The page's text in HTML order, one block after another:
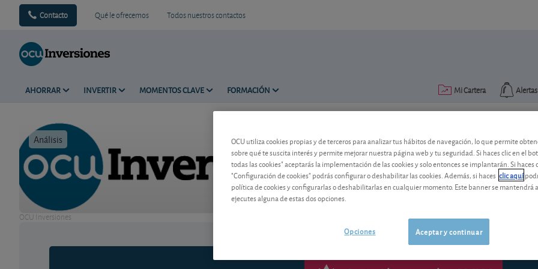
Contacto Qué le ofrecemos Todos nuestros contactos
AHORRAR INVERTIR MOMENTOS CLAVE FORMACIÓN Alertas
Mi Cartera
Análisis Tiempo de lectura: 8 min.
OCU Inversiones
¿Es fiable como indicador el
OCU utiliza cookies propias y de terceros para analizar tus hábitos de navegación, lo que permite
sobre qué te suscita interés y permite mejorar nuestra página web y tu seguridad. Si haces clic en el
todas las cookies" aceptarás la implementación de las cookies y solo entonces se implantarán. Si haces
"Configuración de cookies" podrás configurar o deshabilitar las cookies. Además, si haces clic aquí
política de cookies y configurarlas o deshabilitarlas en cualquier momento. Este banner se mantendrá
ejecutes alguna de estas dos opciones.
Aceptar y continuar
Opciones